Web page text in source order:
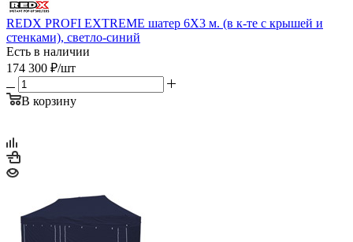
REDX PROFI EXTREME шатер 6Х3 м. (в к-те с крышей и
стенками), светло-синий
Есть в наличии
174 300 ₽/шт
В корзину